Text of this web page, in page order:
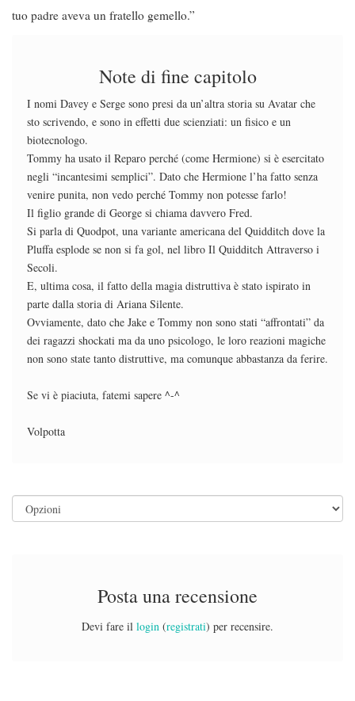
tuo padre aveva un fratello gemello.”
Note di fine capitolo
I nomi Davey e Serge sono presi da un’altra storia su Avatar che
sto scrivendo, e sono in effetti due scienziati: un fisico e un
biotecnologo.
Tommy ha usato il Reparo perché (come Hermione) si è esercitato
negli “incantesimi semplici”. Dato che Hermione l’ha fatto senza
venire punita, non vedo perché Tommy non potesse farlo!
Il figlio grande di George si chiama davvero Fred.
Si parla di Quodpot, una variante americana del Quidditch dove la
Pluffa esplode se non si fa gol, nel libro Il Quidditch Attraverso i
Secoli.
E, ultima cosa, il fatto della magia distruttiva è stato ispirato in
parte dalla storia di Ariana Silente.
Ovviamente, dato che Jake e Tommy non sono stati “affrontati” da
dei ragazzi shockati ma da uno psicologo, le loro reazioni magiche
non sono state tanto distruttive, ma comunque abbastanza da ferire.
Se vi è piaciuta, fatemi sapere ^-^
Volpotta
Posta una recensione
Devi fare il login (registrati) per recensire.